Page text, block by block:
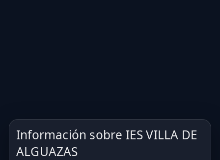
Información sobre IES VILLA DE
ALGUAZAS